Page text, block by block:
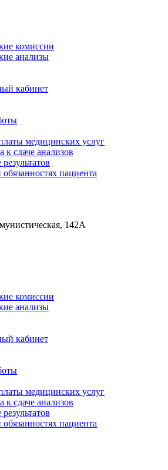
комиссии
анализы
кабинет
медицинских услуг
к сдаче анализов
пациента
142А
комиссии
анализы
кабинет
медицинских услуг
к сдаче анализов
пациента